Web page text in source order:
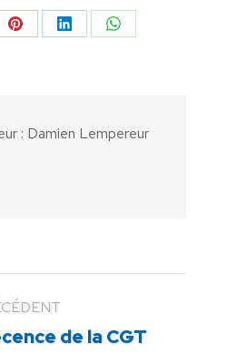
PartagerPartagerPartager
: Damien Lempereur
Article de la CGT